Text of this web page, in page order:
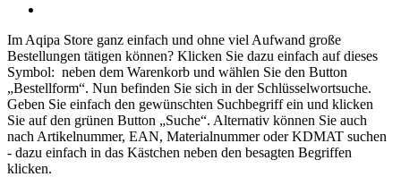
Im Aqipa Store ganz einfach und ohne viel Aufwand große
Bestellungen tätigen können? Klicken Sie dazu einfach auf dieses
Symbol: neben dem Warenkorb und wählen Sie den Button
„Bestellform“. Nun befinden Sie sich in der Schlüsselwortsuche.
Geben Sie einfach den gewünschten Suchbegriff ein und klicken
Sie auf den grünen Button „Suche“. Alternativ können Sie auch
nach Artikelnummer, EAN, Materialnummer oder KDMAT suchen
- dazu einfach in das Kästchen neben den besagten Begriffen
klicken.